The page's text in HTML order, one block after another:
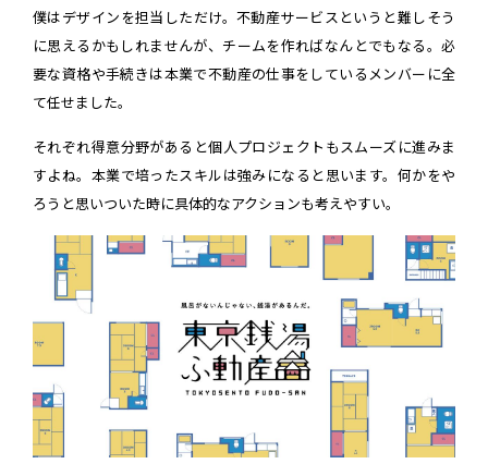
僕はデザインを担当しただけ。不動産サービスというと難しそう
に思えるかもしれませんが、チームを作ればなんとでもなる。必
要な資格や手続きは本業で不動産の仕事をしているメンバーに全
て任せました。
それぞれ得意分野があると個人プロジェクトもスムーズに進みま
すよね。本業で培ったスキルは強みになると思います。何かをや
ろうと思いついた時に具体的なアクションも考えやすい。